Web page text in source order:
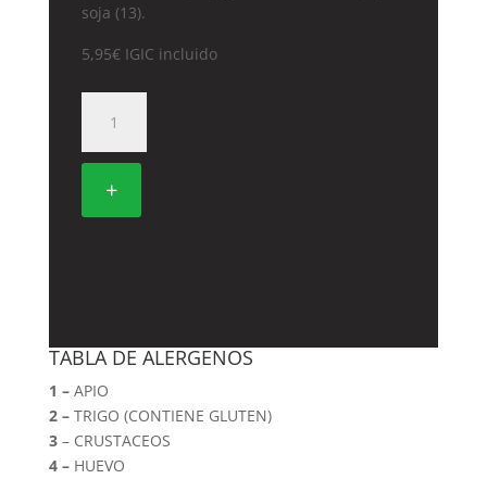
soja (13).
5,95€ IGIC incluido
TALLARINES
CON
cantidad
+
TABLA DE ALERGENOS
1 –APIO
2 –TRIGO (CONTIENE GLUTEN)
3– CRUSTACEOS
4 –HUEVO